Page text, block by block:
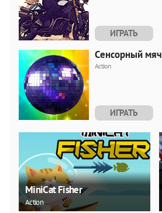
ИГРАТЬ
Сенсорный мяч
Action
ИГРАТЬ
MiniCat Fisher
Action